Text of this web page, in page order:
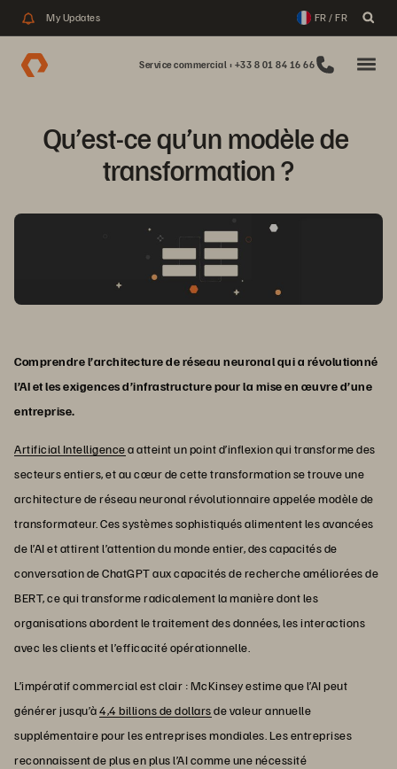
My Updates FR / FR
Service commercial : +33 8 01 84 16 66
Qu’est-ce qu’un modèle de
transformation ?
Comprendre l’architecture de réseau neuronal qui a révolutionné
l’AI et les exigences d’infrastructure pour la mise en œuvre d’une
entreprise.
Artificial Intelligencea atteint un point d’inflexion qui transforme des
secteurs entiers, et au cœur de cette transformation se trouve une
architecture de réseau neuronal révolutionnaire appelée modèle de
transformateur. Ces systèmes sophistiqués alimentent les avancées
de l’AI et attirent l’attention du monde entier, des capacités de
conversation de ChatGPT aux capacités de recherche améliorées de
BERT, ce qui transforme radicalement la manière dont les
organisations abordent le traitement des données, les interactions
avec les clients et l’efficacité opérationnelle.
L’impératif commercial est clair : McKinsey estime que l’AI peut
générer jusqu’à4,4 billions de dollarsde valeur annuelle
supplémentaire pour les entreprises mondiales. Les entreprises
reconnaissent de plus en plus l’AI comme une nécessité